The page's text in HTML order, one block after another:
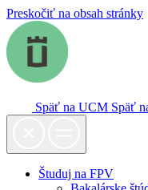
Preskočiť na obsah stránky
Späť na UCM Späť
Študuj na FPV